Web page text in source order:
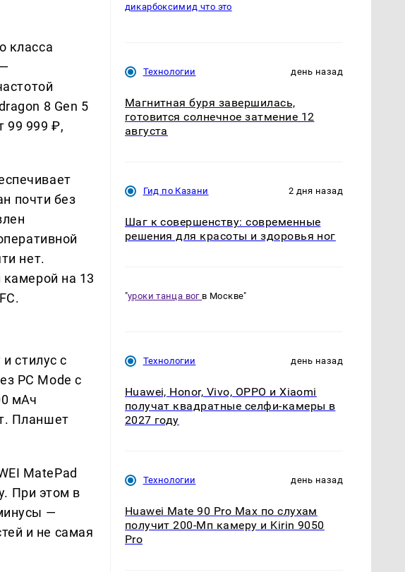
класса
8 Gen 5
99 999 ₽,
почти без
нет.
на 13
стилус с
PC Mode с
мАч
Планшет
MatePad
При этом в
—
и не самая
дикарбоксимид что это
Технологии день назад
Магнитная буря завершилась,
готовится солнечное затмение 12
августа
Гид по Казани 2 дня назад
Шаг к совершенству: современные
решения для красоты и здоровья ног
"уроки танца вог в Москве"
Технологии день назад
Huawei, Honor, Vivo, OPPO и Xiaomi
получат квадратные селфи-камеры в
2027 году
Технологии день назад
Huawei Mate 90 Pro Max по слухам
получит 200-Мп камеру и Kirin 9050
Pro